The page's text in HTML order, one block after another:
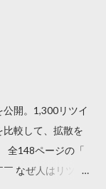
開。1,300リツイ
較して、拡散を
全148ページの「
なぜ人はリツイ